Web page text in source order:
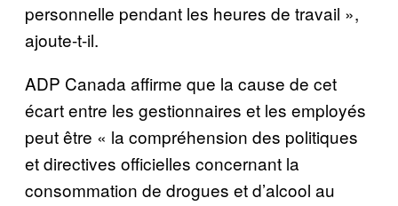
personnelle pendant les heures de travail »,
ajoute-t-il.
ADP Canada affirme que la cause de cet
écart entre les gestionnaires et les employés
peut être « la compréhension des politiques
et directives officielles concernant la
consommation de drogues et d’alcool au